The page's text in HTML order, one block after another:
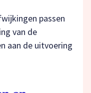
passen
van de
aan de uitvoering